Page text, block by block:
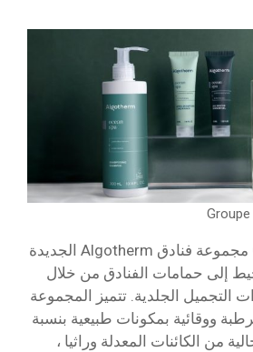
أطلقت Groupe GM مجموعة فنادق Algotherm الجديدة
إلى حمامات الفنادق من خلال
الجلدية. تتميز المجموعة
ووقائية بمكونات طبيعية بنسبة
من الكائنات المعدلة وراثيا ،